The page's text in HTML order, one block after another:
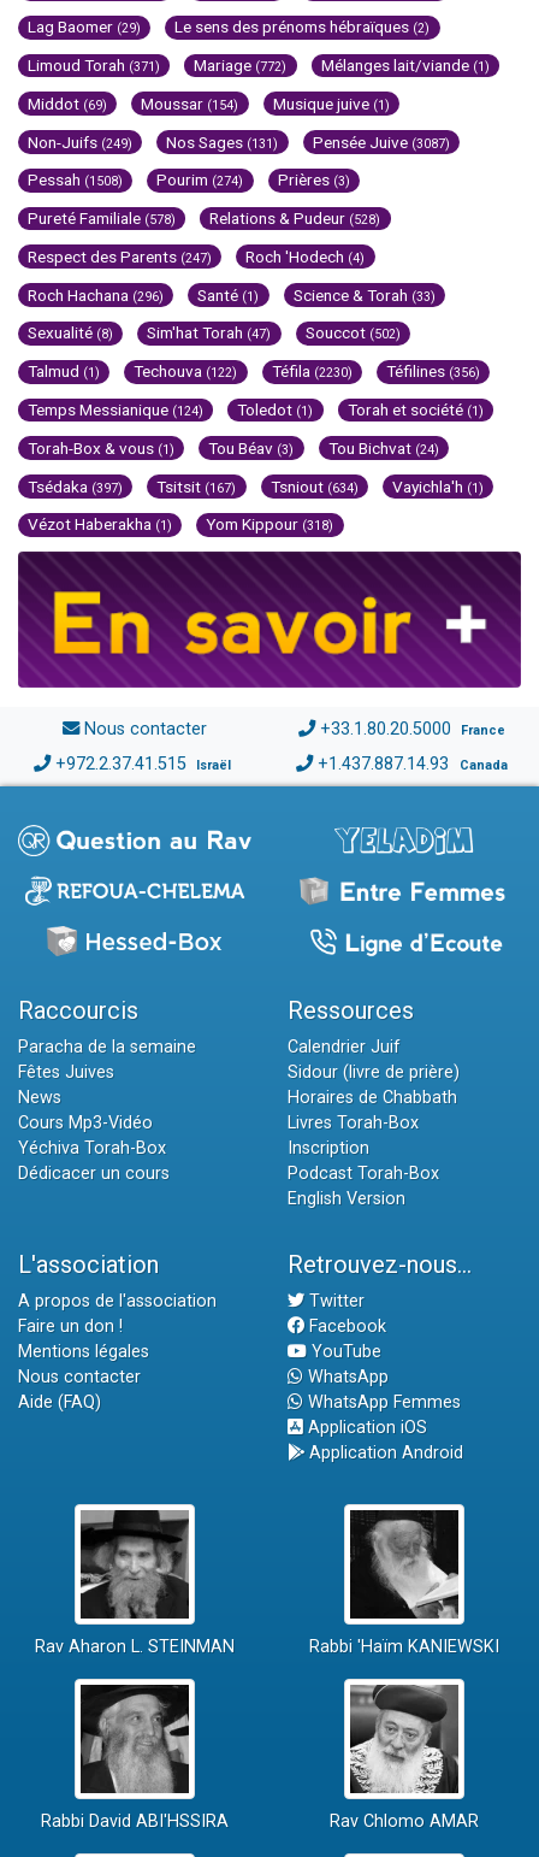
Lag Baomer (29) Le sens des prénoms hébraïques (2)
Limoud Torah (371) Mariage (772) Mélanges lait/viande (1)
Middot (69) Moussar (154) Musique juive (1)
Non-Juifs (249) Nos Sages (131) Pensée Juive (3087)
Pessah (1508) Pourim (274) Prières (3)
Pureté Familiale (578) Relations & Pudeur (528)
Respect des Parents (247) Roch 'Hodech (4)
Roch Hachana (296) Santé (1) Science & Torah (33)
Sexualité (8) Sim'hat Torah (47) Souccot (502)
Talmud (1) Techouva (122) Téfila (2230) Téfilines (356)
Temps Messianique (124) Toledot (1) Torah et société (1)
Torah-Box & vous (1) Tou Béav (3) Tou Bichvat (24)
Tsédaka (397) Tsitsit (167) Tsniout (634) Vayichla'h (1)
Vézot Haberakha (1) Yom Kippour (318)
Nous contacter +33.1.80.20.5000 France
+972.2.37.41.515 Israël +1.437.887.14.93 Canada
Raccourcis
Paracha de la semaine
Fêtes Juives
News
Cours Mp3-Vidéo
Yéchiva Torah-Box
Dédicacer un cours
Ressources
Calendrier Juif
Sidour (livre de prière)
Horaires de Chabbath
Livres Torah-Box
Inscription
Podcast Torah-Box
English Version
L'association
A propos de l'association
Faire un don !
Mentions légales
Nous contacter
Aide (FAQ)
Retrouvez-nous...
Twitter
Facebook
YouTube
WhatsApp
WhatsApp Femmes
Application iOS
Application Android
Rav Aharon L. STEINMAN Rabbi 'Haïm KANIEWSKI
Rabbi David ABI'HSSIRA Rav Chlomo AMAR